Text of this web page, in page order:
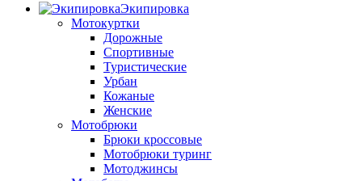
Экипировка
Мотокуртки
Дорожные
Спортивные
Туристические
Урбан
Кожаные
Женские
Мотобрюки
Брюки кроссовые
Мотобрюки туринг
Мотоджинсы